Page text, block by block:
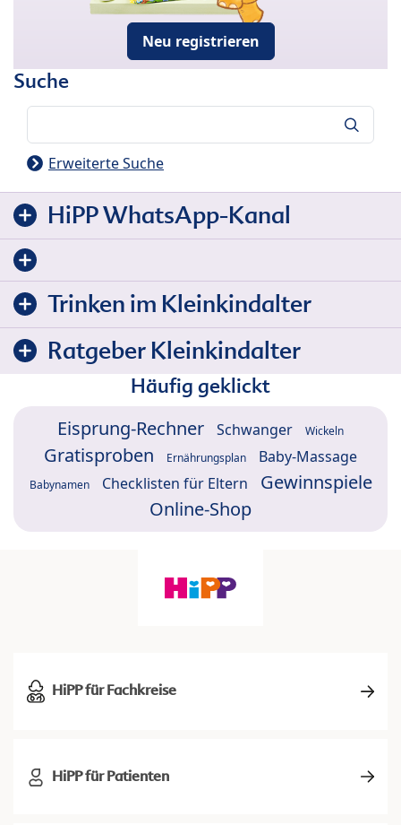
Neu registrieren
Suche
Erweiterte Suche
HiPP WhatsApp-Kanal
Trinken im Kleinkindalter
Ratgeber Kleinkindalter
Häufig geklickt
Eisprung-Rechner Schwanger Wickeln
Gratisproben Ernährungsplan Baby-Massage
Babynamen Checklisten für Eltern
Gewinnspiele
Online-Shop
HiPP für Fachkreise
HiPP für Patienten